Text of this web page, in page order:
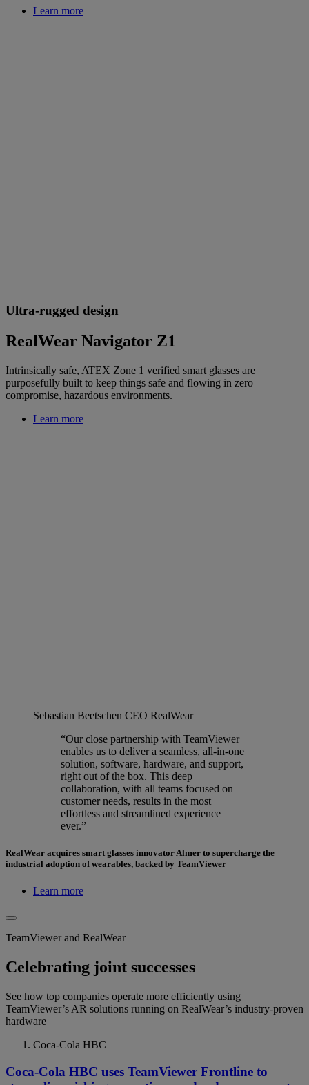
Learn more
Ultra-rugged design
RealWear Navigator Z1
Intrinsically safe, ATEX Zone 1 verified smart glasses are
purposefully built to keep things safe and flowing in zero
compromise, hazardous environments.
Learn more
Sebastian Beetschen CEO RealWear
“Our close partnership with TeamViewer
enables us to deliver a seamless, all-in-one
solution, software, hardware, and support,
right out of the box. This deep
collaboration, with all teams focused on
customer needs, results in the most
effortless and streamlined experience
ever.”
RealWear acquires smart glasses innovator Almer to supercharge the
industrial adoption of wearables, backed by TeamViewer
Learn more
TeamViewer and RealWear
Celebrating joint successes
See how top companies operate more efficiently using
TeamViewer’s AR solutions running on RealWear’s industry-proven
hardware
Coca-Cola HBC
Coca-Cola HBC uses TeamViewer Frontline to